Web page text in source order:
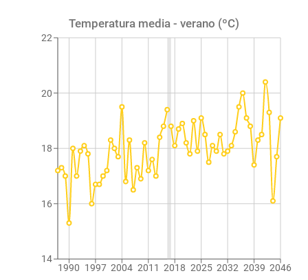
Temperatura media - verano (ºC)
1990 1997 2004 2011 2018 2025 2032 2039 2046
14
16
18
20
22